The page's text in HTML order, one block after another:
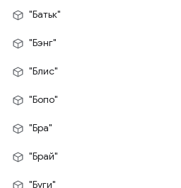
"Батьк"
"Бэнг"
"Блис"
"Бопо"
"Бра"
"Брай"
"Буги"